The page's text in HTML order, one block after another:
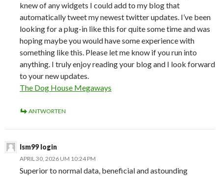
knew of any widgets I could add to my blog that
automatically tweet my newest twitter updates. I’ve been
looking for a plug-in like this for quite some time and was
hoping maybe you would have some experience with
something like this. Please let me know if you run into
anything. I truly enjoy reading your blog and I look forward
to your new updates.
The Dog House Megaways
ANTWORTEN
lsm99 login
APRIL 30, 2026 UM 10:24 PM
Superior to normal data, beneficial and astounding